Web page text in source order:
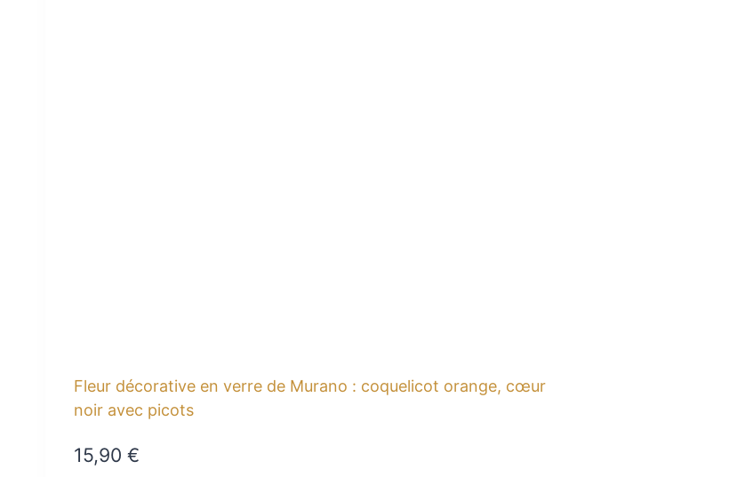
Fleur décorative en verre de Murano : coquelicot orange, cœur
noir avec picots
15,90 €